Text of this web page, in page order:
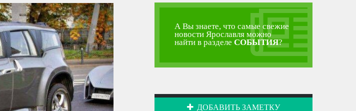
А Вы знаете, что самые свежие
новости Ярославля можно
найти в разделеСОБЫТИЯ?
ДОБАВИТЬ ЗАМЕТКУ